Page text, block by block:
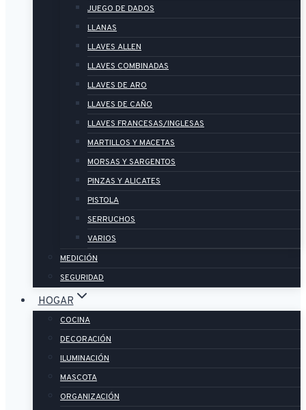
JUEGO DE DADOS
LLANAS
LLAVES ALLEN
LLAVES COMBINADAS
LLAVES DE ARO
LLAVES DE CAÑO
LLAVES FRANCESAS/INGLESAS
MARTILLOS Y MACETAS
MORSAS Y SARGENTOS
PINZAS Y ALICATES
PISTOLA
SERRUCHOS
VARIOS
MEDICIÓN
SEGURIDAD
HOGAR
COCINA
DECORACIÓN
ILUMINACIÓN
MASCOTA
ORGANIZACIÓN